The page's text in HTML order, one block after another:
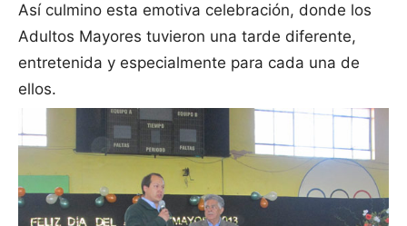
Así culmino esta emotiva celebración, donde los
Adultos Mayores tuvieron una tarde diferente,
entretenida y especialmente para cada una de
ellos.